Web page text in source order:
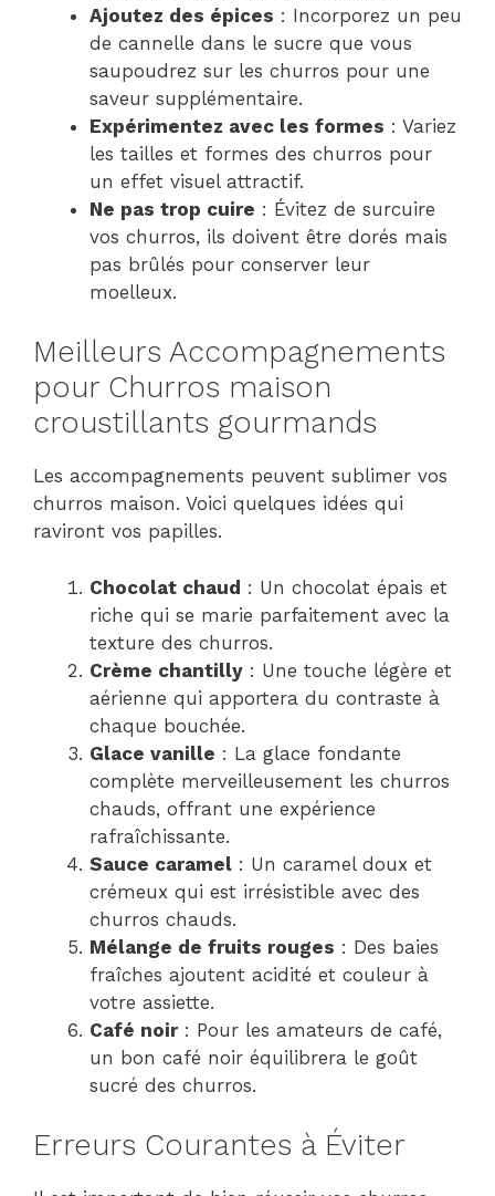
Ajoutez des épices : Incorporez un peu
de cannelle dans le sucre que vous
saupoudrez sur les churros pour une
saveur supplémentaire.
Expérimentez avec les formes : Variez
les tailles et formes des churros pour
un effet visuel attractif.
Ne pas trop cuire : Évitez de surcuire
vos churros, ils doivent être dorés mais
pas brûlés pour conserver leur
moelleux.
Meilleurs Accompagnements
pour Churros maison
croustillants gourmands
Les accompagnements peuvent sublimer vos
churros maison. Voici quelques idées qui
raviront vos papilles.
Chocolat chaud : Un chocolat épais et
riche qui se marie parfaitement avec la
texture des churros.
Crème chantilly : Une touche légère et
aérienne qui apportera du contraste à
chaque bouchée.
Glace vanille : La glace fondante
complète merveilleusement les churros
chauds, offrant une expérience
rafraîchissante.
Sauce caramel : Un caramel doux et
crémeux qui est irrésistible avec des
churros chauds.
Mélange de fruits rouges : Des baies
fraîches ajoutent acidité et couleur à
votre assiette.
Café noir: Pour les amateurs de café,
un bon café noir équilibrera le goût
sucré des churros.
Erreurs Courantes à Éviter